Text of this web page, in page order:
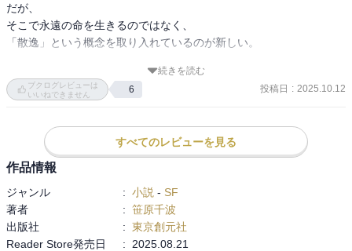
だが、
そこで永遠の命を生きるのではなく、
「散逸」という概念を取り入れているのが新しい。
SF的世界観を背景に、純文学的に人の心の営みを描く、
という潮流は今後もますます強くなりそう。
続きを読む
ブクログレビューは
いいねできません
6 投稿日 : 2025.10.12
すべてのレビューを見る
作品情報
ジャンル : 小説 - SF
著者
: 笹原千波
出版社
: 東京創元社
Reader Store発売日
:
2025.08.21